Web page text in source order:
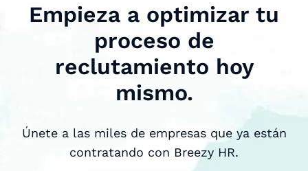
Empieza a optimizar tu
proceso de
reclutamiento hoy
mismo.
Únete a las miles de empresas que ya están
contratando con Breezy HR.